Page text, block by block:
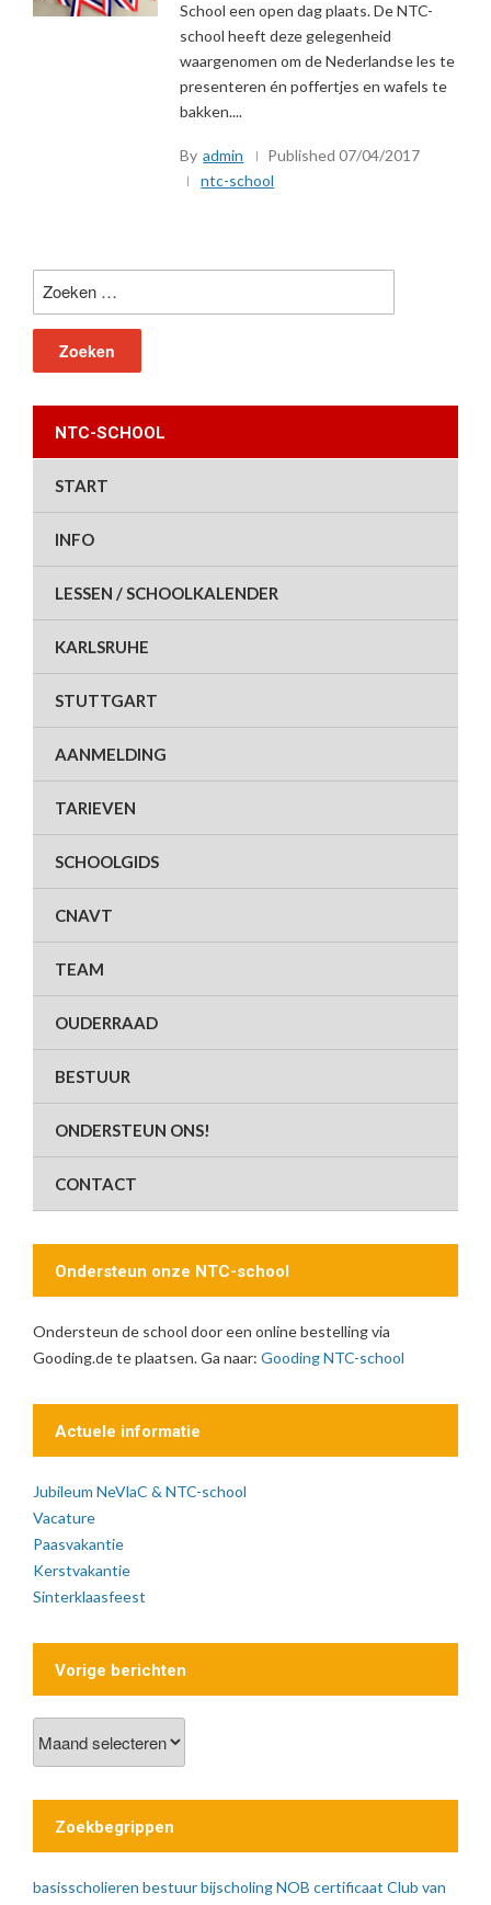
School een open dag plaats. De NTC-
school heeft deze gelegenheid
waargenomen om de Nederlandse les te
presenteren én poffertjes en wafels te
bakken....
By admin Published07/04/2017
ntc-school
NTC-SCHOOL
START
INFO
LESSEN / SCHOOLKALENDER
KARLSRUHE
STUTTGART
AANMELDING
TARIEVEN
SCHOOLGIDS
CNAVT
TEAM
OUDERRAAD
BESTUUR
ONDERSTEUN ONS!
CONTACT
Ondersteun onze NTC-school
Ondersteun de school door een online bestelling via
Gooding.de te plaatsen. Ga naar: Gooding NTC-school
Actuele informatie
Jubileum NeVlaC & NTC-school
Vacature
Paasvakantie
Kerstvakantie
Sinterklaasfeest
Vorige berichten
berichten
Zoekbegrippen
basisscholieren bestuurbijscholing NOB certificaat Club van